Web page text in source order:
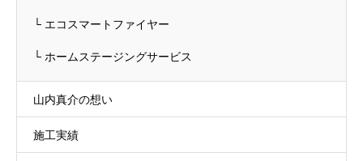
└ エコスマートファイヤー
└ ホームステージングサービス
山内真介の想い
施工実績